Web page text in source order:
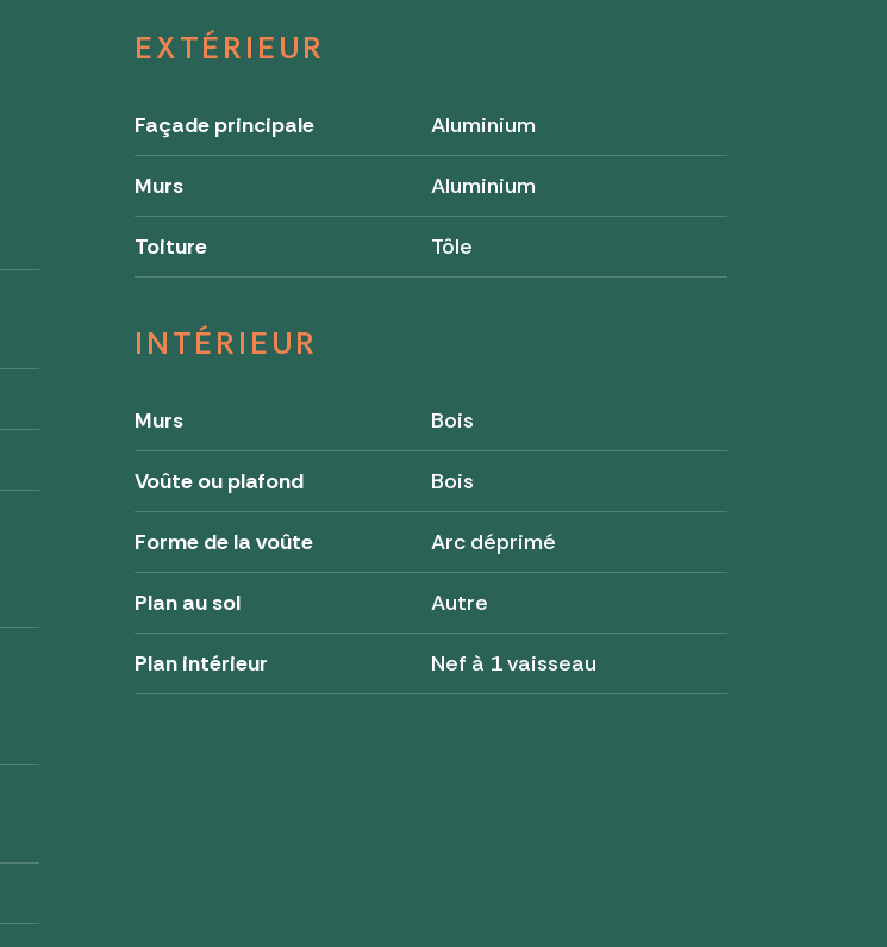
EXTÉRIEUR
Façade principale Aluminium
Murs Aluminium
Toiture Tôle
INTÉRIEUR
Murs Bois
Voûte ou plafond Bois
Forme de la voûte Arc déprimé
Plan au sol Autre
Plan intérieur Nef à 1 vaisseau